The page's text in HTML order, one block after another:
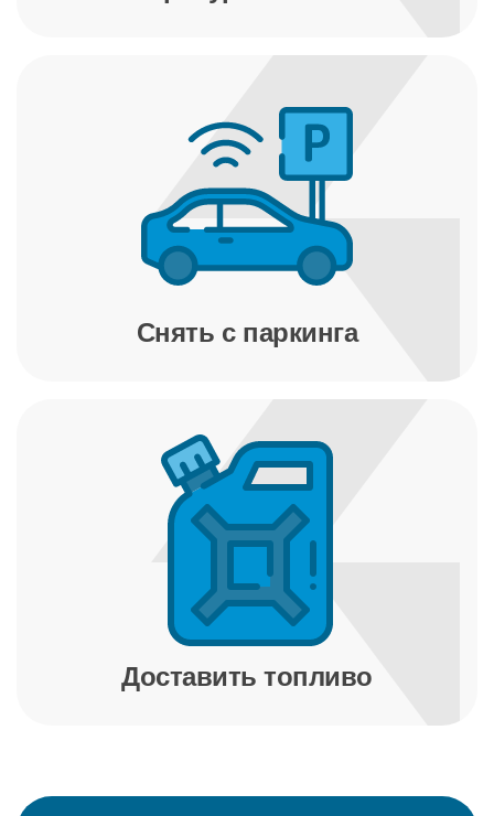
Снять с паркинга
Доставить топливо